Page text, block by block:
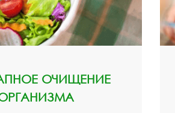
ОЧИЩЕНИЕ